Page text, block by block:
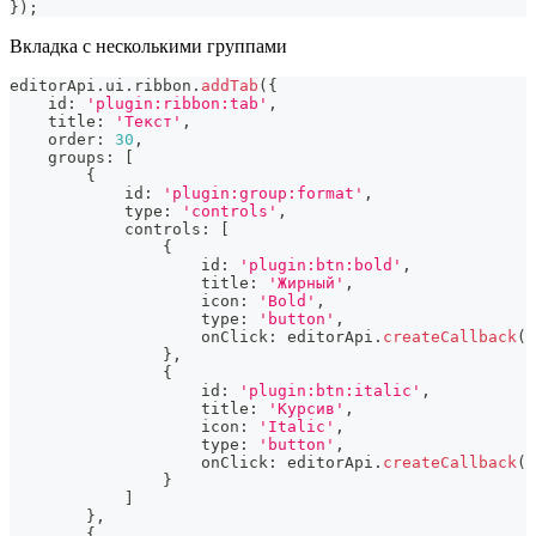
} ) ;
Вкладка с несколькими группами
editorApi . ui . ribbon . addTab ( {
    id
: 'plugin:ribbon:tab' ,
    title
: 'Текст' ,
    order
: 30 ,
    groups
:
[
{
            id
: 'plugin:group:format' ,
            type
: 'controls' ,
            controls
:
[
{
                    id
: 'plugin:btn:bold' ,
                    title
: 'Жирный' ,
                    icon
: 'Bold' ,
                    type
: 'button' ,
                    onClick
: editorApi . createCallback (
} ,
{
                    id
: 'plugin:btn:italic' ,
                    title
: 'Курсив' ,
                    icon
: 'Italic' ,
                    type
: 'button' ,
                    onClick
: editorApi . createCallback (
}
]
} ,